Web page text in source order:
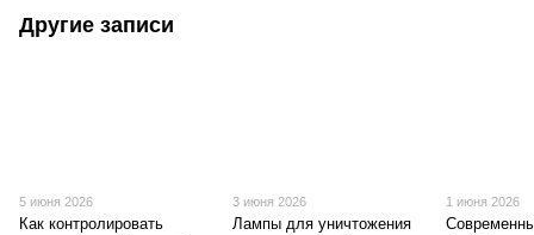
Другие записи
5 июня 2026
Как контролировать
3 июня 2026
Лампы для уничтожения
1 июня 2026